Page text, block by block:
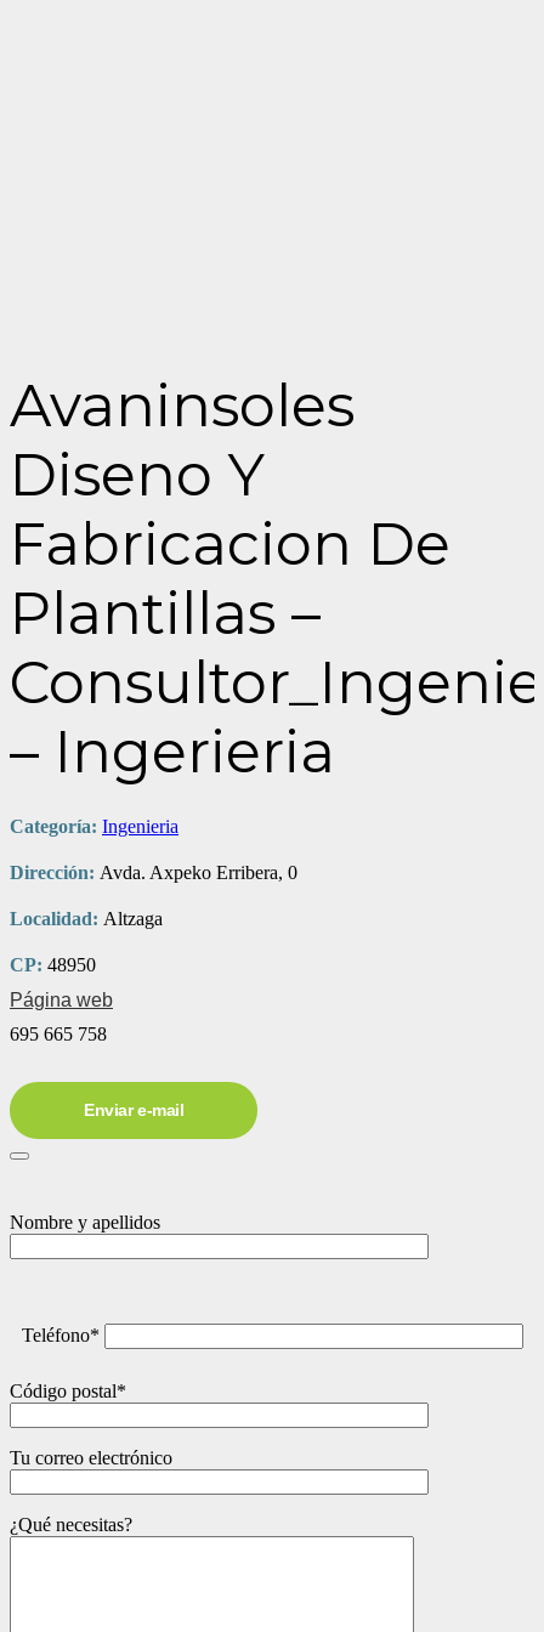
Avaninsoles
Diseno Y
Fabricacion De
Plantillas –
– Ingerieria
Categoría: Ingenieria
Dirección: Avda. Axpeko Erribera, 0
Localidad: Altzaga
CP: 48950
Página web
695 665 758
Enviar e-mail
Nombre y apellidos
Teléfono*
Código postal*
Tu correo electrónico
¿Qué necesitas?